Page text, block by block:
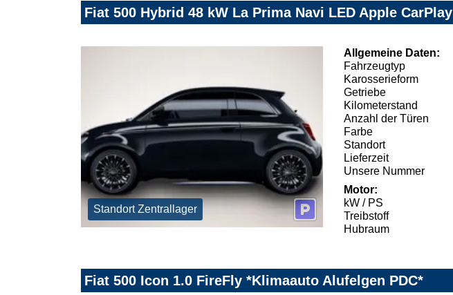
Fiat 500 Hybrid 48 kW La Prima Navi LED Apple CarPlay
Standort Zentrallager
Allgemeine Daten:
Fahrzeugtyp
Karosserieform
Getriebe
Kilometerstand
Anzahl der Türen
Farbe
Standort
Lieferzeit
Unsere Nummer
Motor:
kW / PS
Treibstoff
Hubraum
Fiat 500 Icon 1.0 FireFly *Klimaauto Alufelgen PDC*